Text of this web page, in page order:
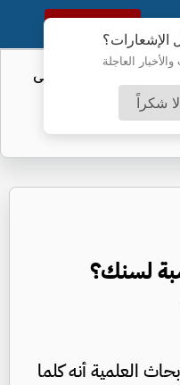
الإشعارات؟
العاجلة
لا شكراً
النسخة الكاملة
"الزاكي" مدربًا للنشامى
لسنك؟
العلمية أنه كلما